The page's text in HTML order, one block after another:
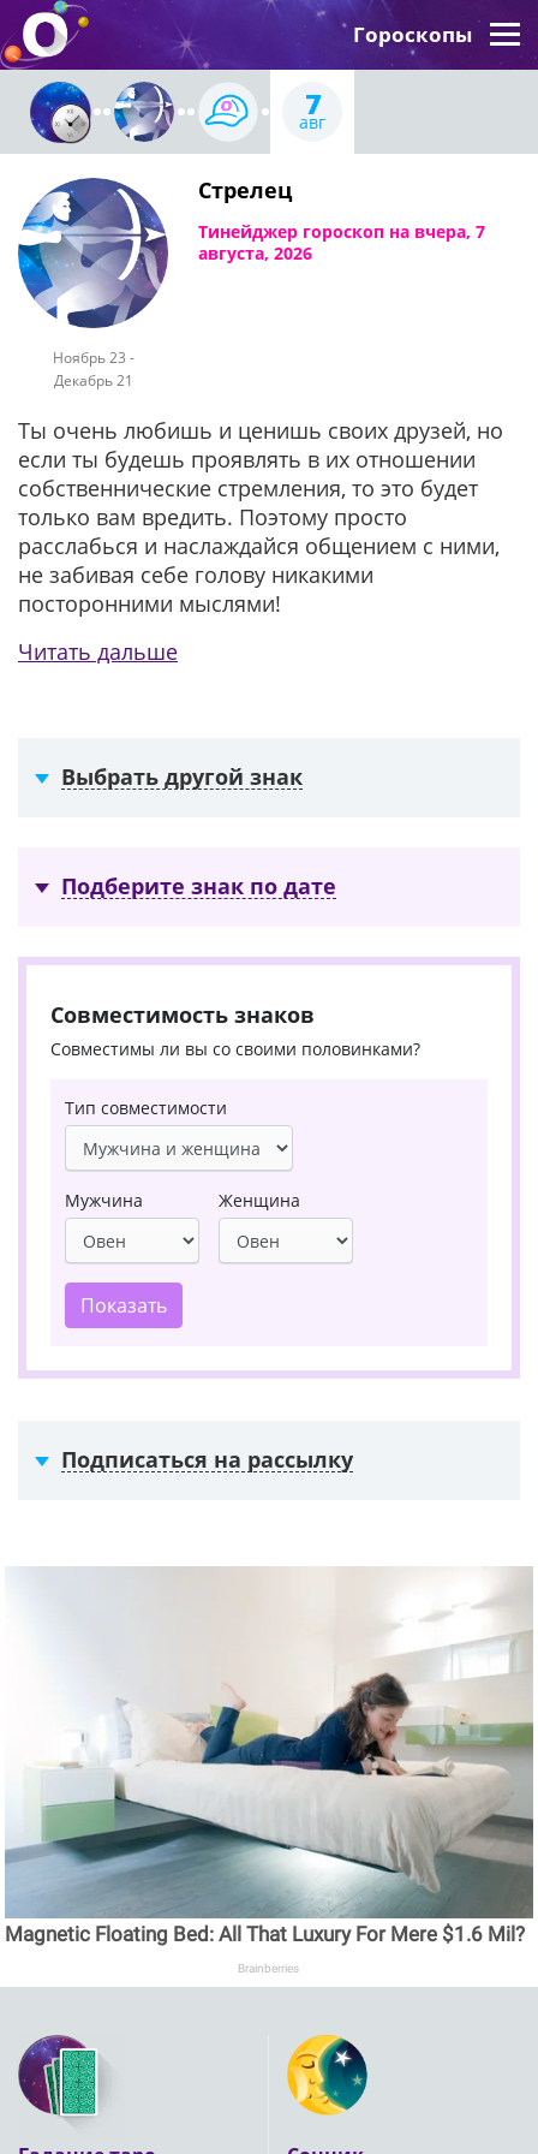
Гороскопы
7
авг
Ноябрь 23 -
Декабрь 21
Стрелец
Тинейджер гороскоп на вчера, 7
августа, 2026
Ты очень любишь и ценишь своих друзей, но
если ты будешь проявлять в их отношении
собственнические стремления, то это будет
только вам вредить. Поэтому просто
расслабься и наслаждайся общением с ними,
не забивая себе голову никакими
посторонними мыслями!
Читать дальше
Выбрать другой знак
Подберите знак по дате
Совместимость знаков
Совместимы ли вы со своими половинками?
Тип совместимости
Мужчина Женщина
Показать
Подписаться на рассылку
Magnetic Floating Bed: All That Luxury For Mere $1.6 Mil?
Brainberries